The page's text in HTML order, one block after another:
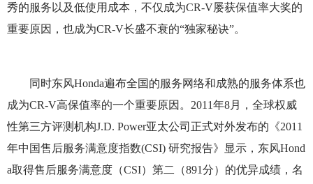
秀的服务以及低使用成本，不仅成为CR-V屡获保值率大奖的
重要原因，也成为CR-V长盛不衰的“独家秘诀”。
同时东风Honda遍布全国的服务网络和成熟的服务体系也
成为CR-V高保值率的一个重要原因。2011年8月，全球权威
性第三方评测机构J.D. Power亚太公司正式对外发布的《2011
年中国售后服务满意度指数(CSI) 研究报告》显示，东风Hond
a取得售后服务满意度（CSI）第二（891分）的优异成绩，名